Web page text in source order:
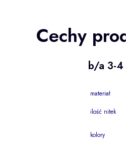
Cechy
b/a 3-4
materiał
ilość nitek
kolory